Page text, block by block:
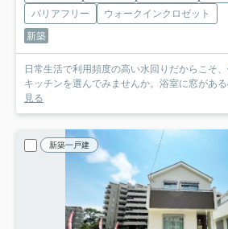
バリアフリー
ウォークインクロゼット
新築
日常生活で利用頻度の高い水回りだからこそ
キッチンを選んでみませんか。浴室に窓があ
見る
新築一戸建